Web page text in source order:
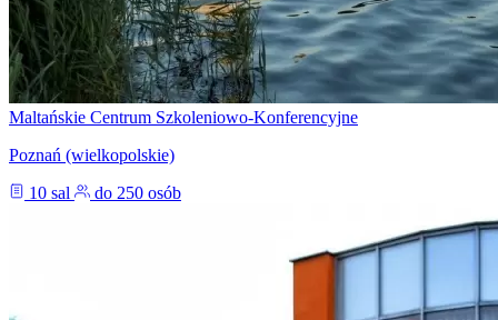
Maltańskie Centrum Szkoleniowo-Konferencyjne
Poznań (wielkopolskie)
10 sal
do 250 osób